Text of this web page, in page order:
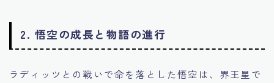
2. 悟空の成長と物語の進行
ラディッツとの戦いで命を落とした悟空は、界王星で